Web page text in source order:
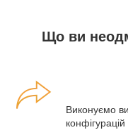
Що ви
Виконуємо